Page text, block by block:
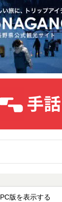
PC版を表示する